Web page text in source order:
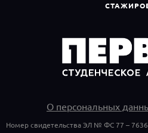
О персональных
Номер свидетельства ЭЛ № ФС 77 –